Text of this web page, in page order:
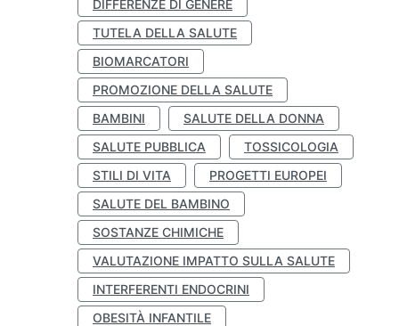
DIFFERENZE DI GENERE
TUTELA DELLA SALUTE
BIOMARCATORI
PROMOZIONE DELLA SALUTE
BAMBINI
SALUTE DELLA DONNA
SALUTE PUBBLICA
TOSSICOLOGIA
STILI DI VITA
PROGETTI EUROPEI
SALUTE DEL BAMBINO
SOSTANZE CHIMICHE
VALUTAZIONE IMPATTO SULLA SALUTE
INTERFERENTI ENDOCRINI
OBESITÀ INFANTILE